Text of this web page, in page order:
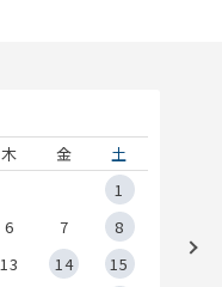
木 金
土
1
6 7
8
13 14
15